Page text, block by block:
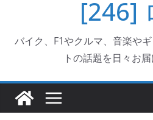
[246]
バイク、F1やクルマ、音楽や
トの話題を日々お